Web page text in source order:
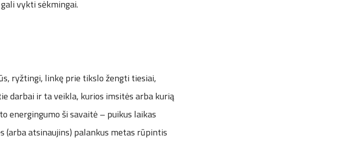
vykti sėkmingai.
ryžtingi, linkę prie tikslo žengti tiesiai,
darbai ir ta veikla, kurios imsitės arba kurią
energingumo ši savaitė – puikus laikas
(arba atsinaujins) palankus metas rūpintis